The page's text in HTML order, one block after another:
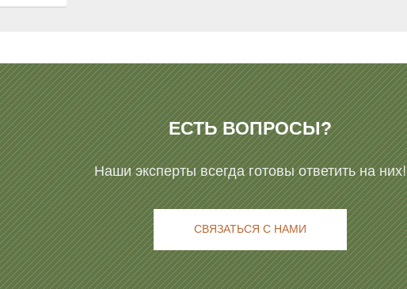
ЕСТЬ ВОПРОСЫ?
Наши эксперты всегда готовы ответить на них!
СВЯЗАТЬСЯ С НАМИ